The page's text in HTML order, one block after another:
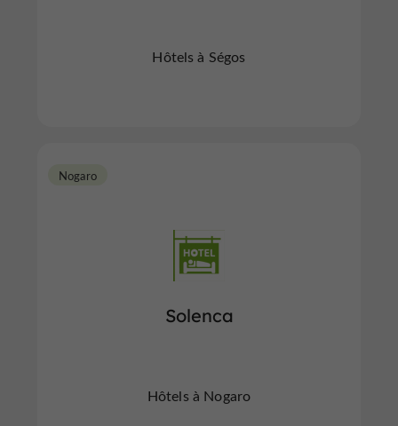
Hôtels à Ségos
Solenca
Nogaro
Hôtels à Nogaro